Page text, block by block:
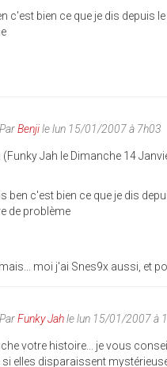
c'est bien ce que je dis depuis
ParBenjile lun 15/01/2007 à 7h03
(Funky Jah le Dimanche 14
ben c'est bien ce que je dis
de problème
moi j'ai Snes9x aussi, et
ParFunky Jahle lun 15/01/2007 à
votre histoire... je vous
si elles disparaissent